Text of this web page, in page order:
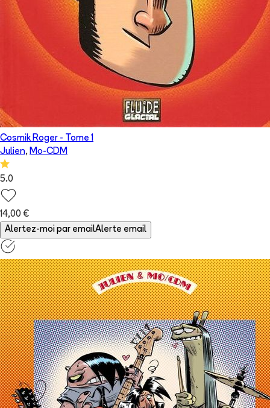
Cosmik Roger - Tome 1
Julien, Mo-CDM
5.0
14,00 €
Alertez-moi par emailAlerte email